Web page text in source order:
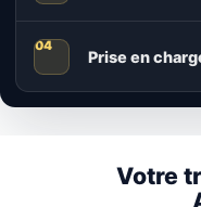
Prise en
Votre